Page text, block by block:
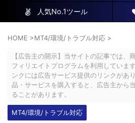
人気No.1ツール
HOME >MT4/環境/トラブル対応 >
【広告主の開示】当サイトの記事では、
フィリエイトプログラムを利用していま
ンクには広告サービス提供のリンクがあ
品・サービスを購入すると、広告主から
ることがあります。
MT4/環境/トラブル対応